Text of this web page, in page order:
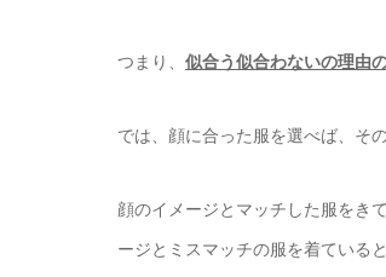
つまり、 似合う似合わないの理由
では、顔に合った服を選べば、そ
顔のイメージとマッチした服をき
ージとミスマッチの服を着ている